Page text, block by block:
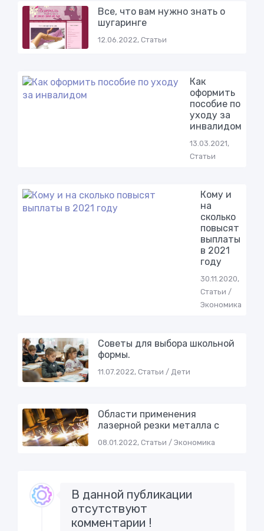
Все, что вам нужно знать о
шугаринге
12.06.2022, Статьи
Как
оформить
пособие по
уходу за
инвалидом
13.03.2021,
Статьи
Кому и
на
сколько
повысят
выплаты
в 2021
году
30.11.2020,
Статьи /
Экономика
Советы для выбора школьной
формы.
11.07.2022, Статьи / Дети
Области применения
лазерной резки металла с
08.01.2022, Статьи / Экономика
В данной публикации
отсутствуют
комментарии !